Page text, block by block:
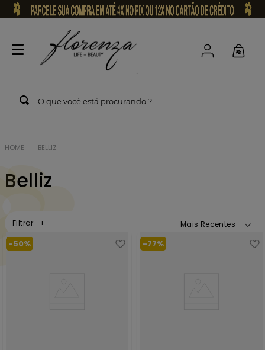
O que você está procurando ?
BELLIZ
Belliz
Filtrar Mais Recentes
-50% -77%